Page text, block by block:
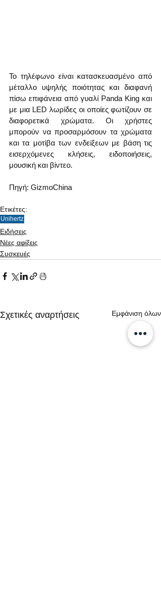
Το τηλέφωνο είναι κατασκευασμένο από
μέταλλο υψηλής ποιότητας και διαφανή
πίσω επιφάνεια από γυαλί Panda King και
με μια LED λωρίδες οι οποίες φωτίζουν σε
διαφορετικά χρώματα. Οι χρήστες
μπορούν να προσαρμόσουν τα χρώματα
και τα μοτίβα των ενδείξεων με βάση τις
εισερχόμενες κλήσεις, ειδοποιήσεις,
μουσική και βίντεο.
Πηγή: GizmoChina
Ετικέτες:
Unihertz
Ειδήσεις
Νέες αφίξεις
Συσκευές
Σχετικές αναρτήσεις Εμφάνιση όλων